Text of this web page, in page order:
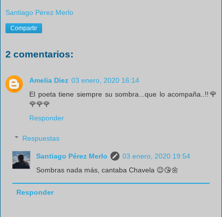
Santiago Pérez Merlo
Compartir
2 comentarios:
Amelia Diez 03 enero, 2020 16:14
El poeta tiene siempre su sombra...que lo acompaña..!!🌹
🌹🌹🌹
Responder
Respuestas
Santiago Pérez Merlo
03 enero, 2020 19:54
Sombras nada más, cantaba Chavela 😉😘🌼
Responder